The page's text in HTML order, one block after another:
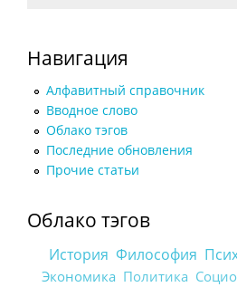
Навигация
Алфавитный справочник
Вводное слово
Облако тэгов
Последние обновления
Прочие статьи
Облако тэгов
История Философия
Экономика Политика